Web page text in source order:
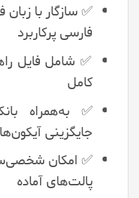
✅ سازگار با
فارسی پرکاربرد
کامل
✅ به‌همراه
جایگزینی آیکون‌ها
✅ امکان
پالت‌های آماده